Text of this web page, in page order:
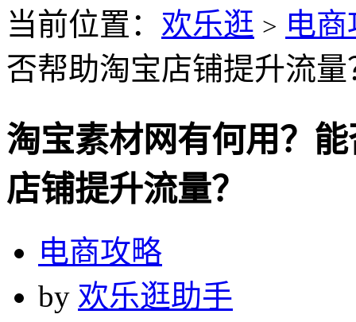
当前位置： 欢乐逛 > 电
否帮助淘宝店铺提升流量
淘宝素材网有何用？
店铺提升流量？
电商攻略
by 欢乐逛助手